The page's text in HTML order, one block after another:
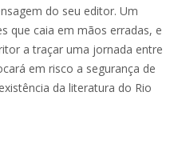
do seu editor. Um
que caia em mãos erradas, e
a traçar uma jornada entre
em risco a segurança de
da literatura do Rio